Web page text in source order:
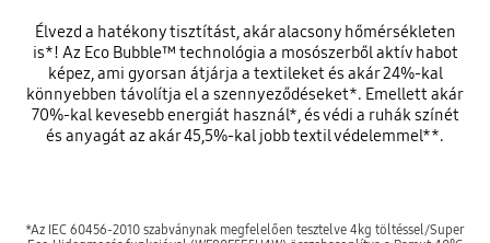
Élvezd a hatékony tisztítást, akár alacsony hőmérsékleten
is*! Az Eco Bubble™ technológia a mosószerből aktív habot
képez, ami gyorsan átjárja a textileket és akár 24%-kal
könnyebben távolítja el a szennyeződéseket*. Emellett akár
70%-kal kevesebb energiát használ*, és védi a ruhák színét
és anyagát az akár 45,5%-kal jobb textil védelemmel**.
*Az IEC 60456-2010 szabványnak megfelelően tesztelve 4kg töltéssel/Super